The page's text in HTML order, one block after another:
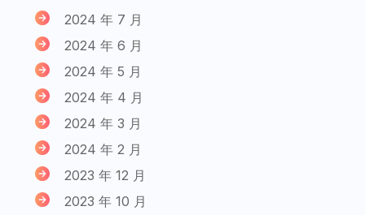
2024 年 7 月
2024 年 6 月
2024 年 5 月
2024 年 4 月
2024 年 3 月
2024 年 2 月
2023 年 12 月
2023 年 10 月